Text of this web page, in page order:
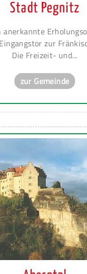
Stadt Pegnitz
anerkannte
zur
Die Freizeit- und...
zur Gemeinde